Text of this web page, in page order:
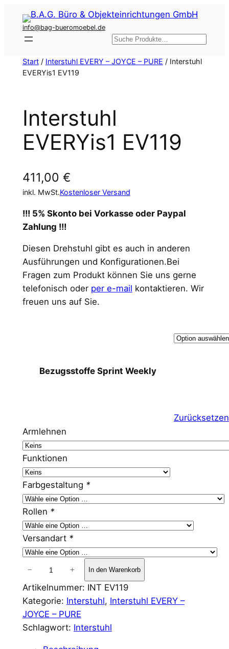
Inhalt
springen
info@bag-bueromoebel.de
Suchen
Start/ Interstuhl EVERY – JOYCE – PURE / Interstuhl
EVERYis1 EV119
Interstuhl
EVERYis1 EV119
411,00 €
inkl. MwSt.Kostenloser Versand
!!! 5% Skonto bei Vorkasse oder Paypal
Zahlung !!!
Diesen Drehstuhl gibt es auch in anderen
Ausführungen und Konfigurationen.Bei
Fragen zum Produkt können Sie uns gerne
telefonisch oder per e-mail kontaktieren. Wir
freuen uns auf Sie.
Bezugsstoffe Sprint Weekly
Zurücksetzen
Armlehnen
Funktionen
Farbgestaltung *
Rollen *
Versandart *
t
e
r
s
− + In den Warenkorb
Artikelnummer: INT EV119
Kategorie: Interstuhl, Interstuhl EVERY –
JOYCE – PURE
Schlagwort: Interstuhl